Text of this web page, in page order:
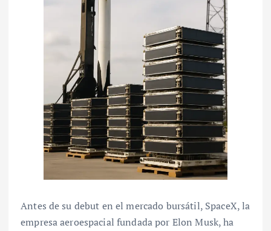
Antes de su debut en el mercado bursátil, SpaceX, la
empresa aeroespacial fundada por Elon Musk, ha